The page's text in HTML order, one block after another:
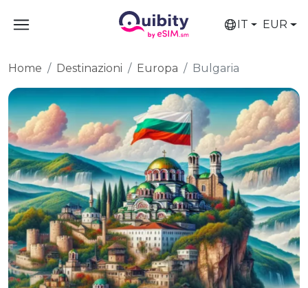
IT EUR
Home Destinazioni Europa Bulgaria